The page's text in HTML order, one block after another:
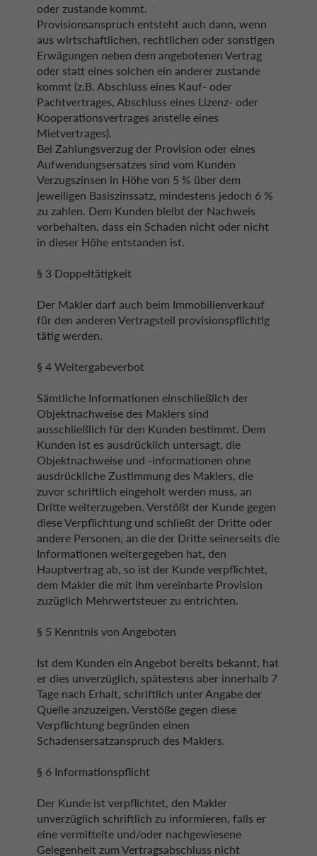
oder zustande kommt.
Provisionsanspruch entsteht auch dann, wenn
aus wirtschaftlichen, rechtlichen oder sonstigen
Erwägungen neben dem angebotenen Vertrag
oder statt eines solchen ein anderer zustande
kommt (z.B. Abschluss eines Kauf- oder
Pachtvertrages, Abschluss eines Lizenz- oder
Kooperationsvertrages anstelle eines
Mietvertrages).
Bei Zahlungsverzug der Provision oder eines
Aufwendungsersatzes sind vom Kunden
Verzugszinsen in Höhe von 5 % über dem
jeweiligen Basiszinssatz, mindestens jedoch 6 %
zu zahlen. Dem Kunden bleibt der Nachweis
vorbehalten, dass ein Schaden nicht oder nicht
in dieser Höhe entstanden ist.
§ 3 Doppeltätigkeit
Der Makler darf auch beim Immobilienverkauf
für den anderen Vertragsteil provisionspflichtig
tätig werden.
§ 4 Weitergabeverbot
Sämtliche Informationen einschließlich der
Objektnachweise des Maklers sind
ausschließlich für den Kunden bestimmt. Dem
Kunden ist es ausdrücklich untersagt, die
Objektnachweise und -informationen ohne
ausdrückliche Zustimmung des Maklers, die
zuvor schriftlich eingeholt werden muss, an
Dritte weiterzugeben. Verstößt der Kunde gegen
diese Verpflichtung und schließt der Dritte oder
andere Personen, an die der Dritte seinerseits die
Informationen weitergegeben hat, den
Hauptvertrag ab, so ist der Kunde verpflichtet,
dem Makler die mit ihm vereinbarte Provision
zuzüglich Mehrwertsteuer zu entrichten.
§ 5 Kenntnis von Angeboten
Ist dem Kunden ein Angebot bereits bekannt, hat
er dies unverzüglich, spätestens aber innerhalb 7
Tage nach Erhalt, schriftlich unter Angabe der
Quelle anzuzeigen. Verstöße gegen diese
Verpflichtung begründen einen
Schadensersatzanspruch des Maklers.
§ 6 Informationspflicht
Der Kunde ist verpflichtet, den Makler
unverzüglich schriftlich zu informieren, falls er
eine vermittelte und/oder nachgewiesene
Gelegenheit zum Vertragsabschluss nicht